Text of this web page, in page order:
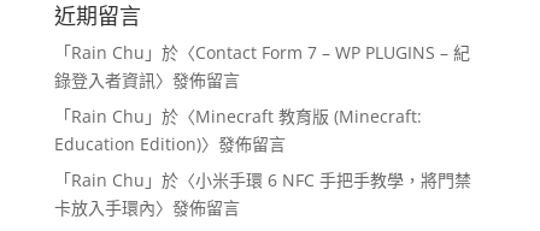
近期留言
「Rain Chu 」於〈Contact Form 7 – WP PLUGINS – 紀
錄登入者資訊〉發佈留言
「Rain Chu 」於〈Minecraft 教育版 (Minecraft:
Education Edition)〉發佈留言
「Rain Chu 」於〈小米手環 6 NFC 手把手教學，將門禁
卡放入手環內〉發佈留言